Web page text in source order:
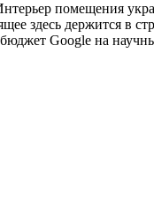
помещения
здесь держится в
Google на